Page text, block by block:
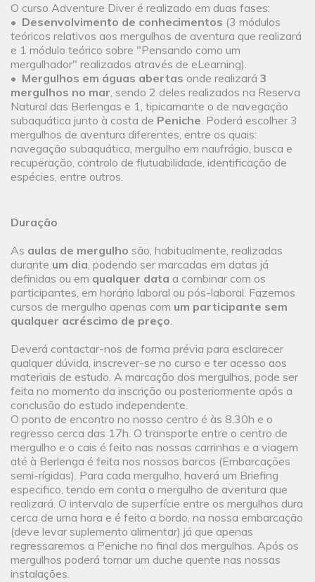
O curso Adventure Diver é realizado em duas fases:
• Desenvolvimento de conhecimentos (3 módulos
teóricos relativos aos mergulhos de aventura que realizará
e 1 módulo teórico sobre "Pensando como um
mergulhador" realizados através de eLearning).
• Mergulhos em águas abertas onde realizará 3
mergulhos no mar, sendo 2 deles realizados na Reserva
Natural das Berlengas e 1, tipicamante o de navegação
subaquática junto à costa de Peniche. Poderá escolher 3
mergulhos de aventura diferentes, entre os quais:
navegação subaquática, mergulho em naufrágio, busca e
recuperação, controlo de flutuabilidade, identificação de
espécies, entre outros.
Duração
As aulas de mergulho são, habitualmente, realizadas
durante um dia, podendo ser marcadas em datas já
definidas ou em qualquer data a combinar com os
participantes, em horário laboral ou pós-laboral. Fazemos
cursos de mergulho apenas com um participante sem
qualquer acréscimo de preço.
Deverá contactar-nos de forma prévia para esclarecer
qualquer dúvida, inscrever-se no curso e ter acesso aos
materiais de estudo. A marcação dos mergulhos, pode ser
feita no momento da inscrição ou posteriormente após a
conclusão do estudo independente.
O ponto de encontro no nosso centro é às 8.30h e o
regresso cerca das 17h. O transporte entre o centro de
mergulho e o cais é feito nas nossas carrinhas e a viagem
até à Berlenga é feita nos nossos barcos (Embarcações
semi-rígidas). Para cada mergulho, haverá um Briefing
especifico, tendo em conta o mergulho de aventura que
realizará. O intervalo de superfície entre os mergulhos dura
cerca de uma hora e é feito a bordo, na nossa embarcação
(deve levar suplemento alimentar) já que apenas
regressaremos a Peniche no final dos mergulhos. Após os
mergulhos poderá tomar um duche quente nas nossas
instalações.